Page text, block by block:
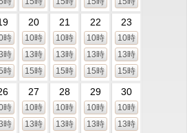
時
時
時
20
10時
13時
15時
21
10時
13時
15時
22
10時
13時
15時
23
10時
13時
15時
時
時
27
10時
13時
28
10時
13時
29
10時
13時
30
10時
13時